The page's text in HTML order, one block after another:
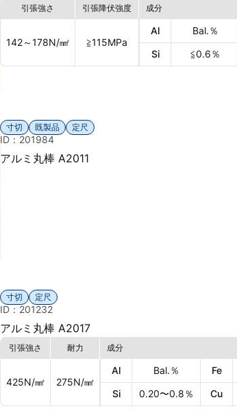
引張強さ
142～178N/㎟
引張降伏強度
≧115MPa
成分
Al Bal.％
Si ≦0.6％
寸切 既製品 定尺
ID：201984
アルミ丸棒 A2011
寸切 定尺
ID：201232
アルミ丸棒 A2017
引張強さ
425N/㎟
耐力
275N/㎟
成分
Al Bal.％
Si 0.20〜0.8％
Fe
Cu